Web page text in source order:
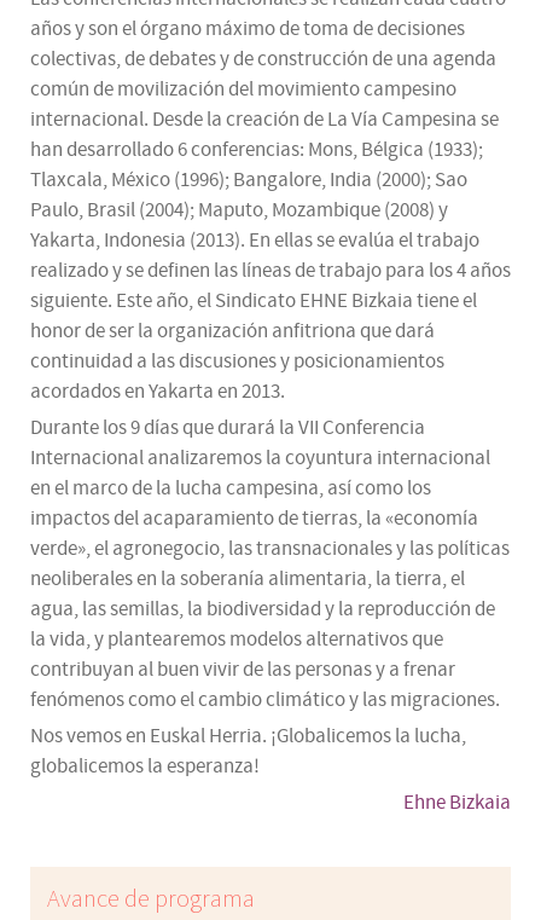
años y son el órgano máximo de toma de decisiones
colectivas, de debates y de construcción de una agenda
común de movilización del movimiento campesino
internacional. Desde la creación de La Vía Campesina se
han desarrollado 6 conferencias: Mons, Bélgica (1933);
Tlaxcala, México (1996); Bangalore, India (2000); Sao
Paulo, Brasil (2004); Maputo, Mozambique (2008) y
Yakarta, Indonesia (2013). En ellas se evalúa el trabajo
realizado y se definen las líneas de trabajo para los 4 años
siguiente. Este año, el Sindicato EHNE Bizkaia tiene el
honor de ser la organización anfitriona que dará
continuidad a las discusiones y posicionamientos
acordados en Yakarta en 2013.
Durante los 9 días que durará la VII Conferencia
Internacional analizaremos la coyuntura internacional
en el marco de la lucha campesina, así como los
impactos del acaparamiento de tierras, la «economía
verde», el agronegocio, las transnacionales y las políticas
neoliberales en la soberanía alimentaria, la tierra, el
agua, las semillas, la biodiversidad y la reproducción de
la vida, y plantearemos modelos alternativos que
contribuyan al buen vivir de las personas y a frenar
fenómenos como el cambio climático y las migraciones.
Nos vemos en Euskal Herria. ¡Globalicemos la lucha,
globalicemos la esperanza!
Ehne Bizkaia
Avance de programa